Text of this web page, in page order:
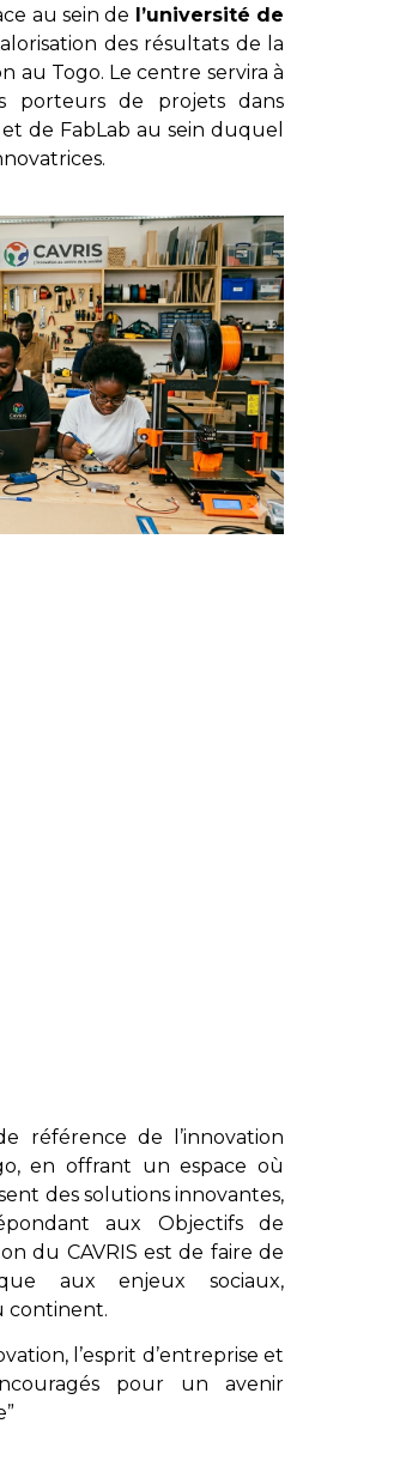
au sein de
l’université de
des résultats de la
au Togo. Le centre servira à
porteurs de projets dans
de FabLab au sein duquel
référence de l’innovation
en offrant un espace où
des solutions innovantes,
aux Objectifs de
du CAVRIS est de faire de
aux enjeux sociaux,
continent.
l’esprit d’entreprise et
pour un avenir